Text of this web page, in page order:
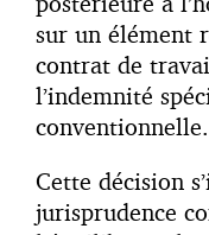
sur un élément
contrat de
l’indemnité
conventionnelle.
Cette décision
jurisprudence